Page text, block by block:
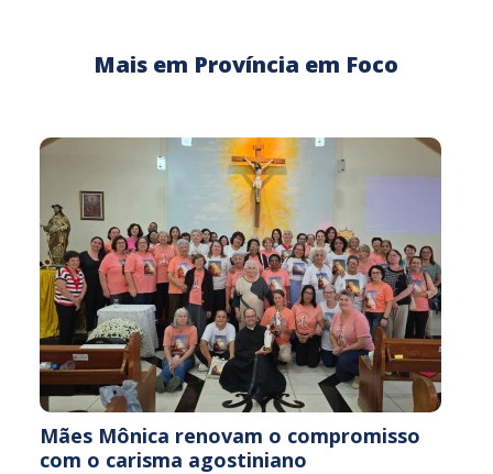
Mais em Província em Foco
Mães Mônica renovam o compromisso
com o carisma agostiniano